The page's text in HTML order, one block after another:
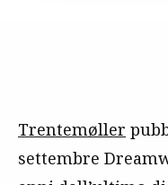
Trentemøller
settembre